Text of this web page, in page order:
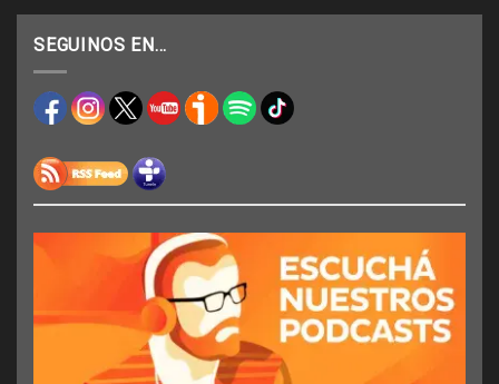
SEGUINOS EN…